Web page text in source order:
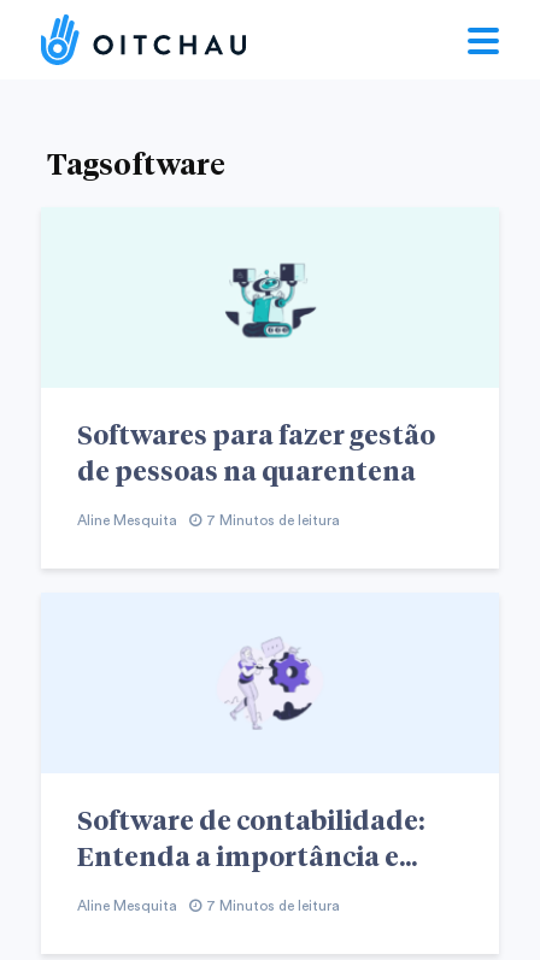
Tagsoftware
Softwares para fazer gestão
de pessoas na quarentena
Aline Mesquita 7 Minutos de leitura
Software de contabilidade:
Entenda a importância e...
Aline Mesquita 7 Minutos de leitura